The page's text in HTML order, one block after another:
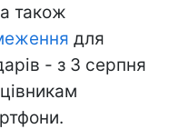
також
для
- з 3 серпня